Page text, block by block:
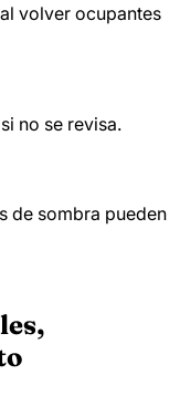
volver ocupantes
no se revisa.
de sombra pueden